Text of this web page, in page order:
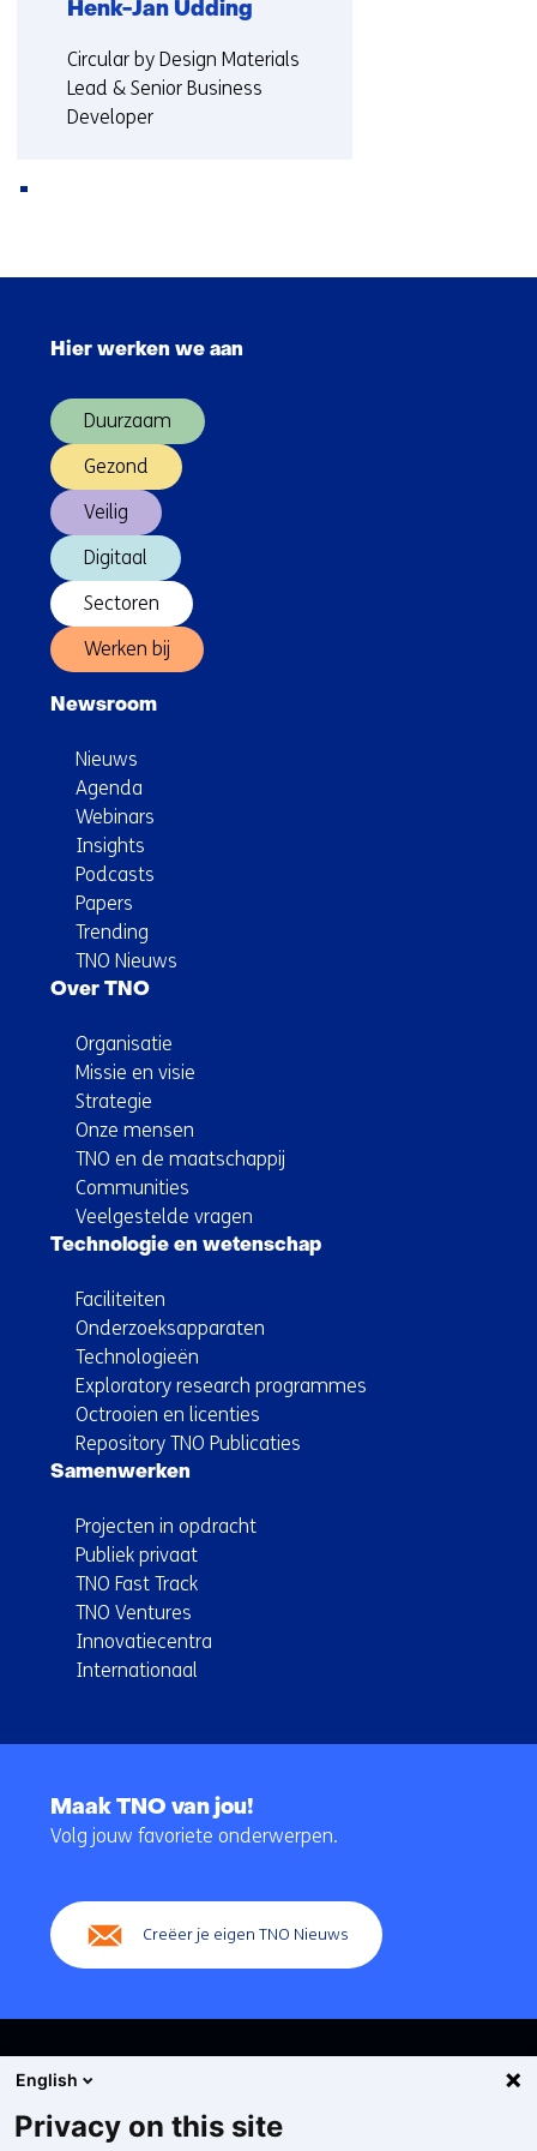
Henk-Jan Udding
Functie:
Circular by Design Materials
Lead & Senior Business
Developer
naar
Hier werken we aan
Duurzaam
Gezond
Veilig
Digitaal
Sectoren
Werken bij
Newsroom
Nieuws
Agenda
Webinars
Insights
Podcasts
Papers
Trending
TNO Nieuws
Over TNO
Organisatie
Missie en visie
Strategie
Onze mensen
TNO en de maatschappij
Communities
Veelgestelde vragen
Technologie en wetenschap
Faciliteiten
Onderzoeksapparaten
Technologieën
Exploratory research programmes
Octrooien en licenties
Repository TNO Publicaties
Samenwerken
Projecten in opdracht
Publiek privaat
TNO Fast Track
TNO Ventures
Innovatiecentra
Internationaal
navigatie
Maak TNO van jou!
Volg jouw favoriete onderwerpen.
Creëer je eigen TNO Nieuws
English
Privacy on this site